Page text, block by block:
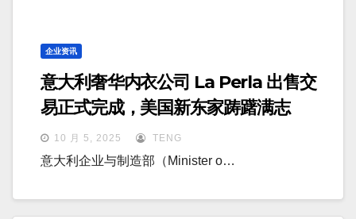
企业资讯
意大利奢华内衣公司 La Perla 出售交
易正式完成，美国新东家踌躇满志
10 月 5, 2025 TENG
意大利企业与制造部（Minister o…